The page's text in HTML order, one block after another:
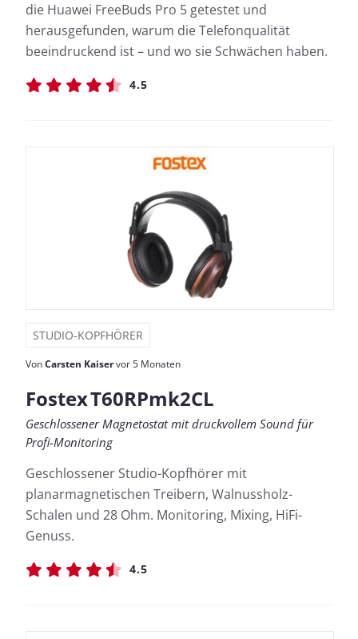
die Huawei FreeBuds Pro 5 getestet und
herausgefunden, warum die Telefonqualität
beeindruckend ist – und wo sie Schwächen haben.
4.5
STUDIO-KOPFHÖRER
VonCarsten Kaiservor 5 Monaten
Fostex T60RPmk2CL
Geschlossener Magnetostat mit druckvollem Sound für
Profi-Monitoring
Geschlossener Studio-Kopfhörer mit
planarmagnetischen Treibern, Walnussholz-
Schalen und 28 Ohm. Monitoring, Mixing, HiFi-
Genuss.
4.5